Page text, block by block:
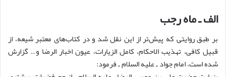
الف ـ ماه رجب
بر طبق روایتی که پیش‌تر از این نقل شد و در کتاب‌های معتبر شیعه، از
قبیل کافی، تهذیب الاحکام، کامل الزیارات، عیون اخبار الرضا و… گزارش
شده است، امام جواد ـ علیه السلام ـ فرمود: